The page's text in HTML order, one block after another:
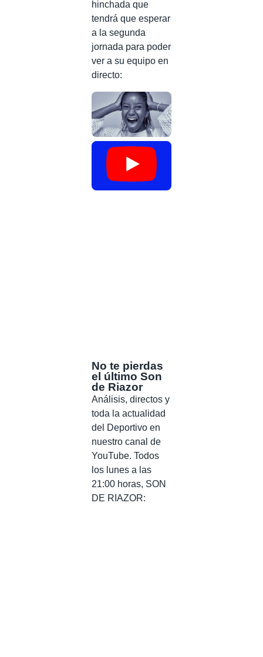
hinchada que
tendrá que esperar
a la segunda
jornada para poder
ver a su equipo en
directo:
No te pierdas
el último Son
de Riazor
Análisis, directos y
toda la actualidad
del Deportivo en
nuestro canal de
YouTube. Todos
los lunes a las
21:00 horas, SON
DE RIAZOR: